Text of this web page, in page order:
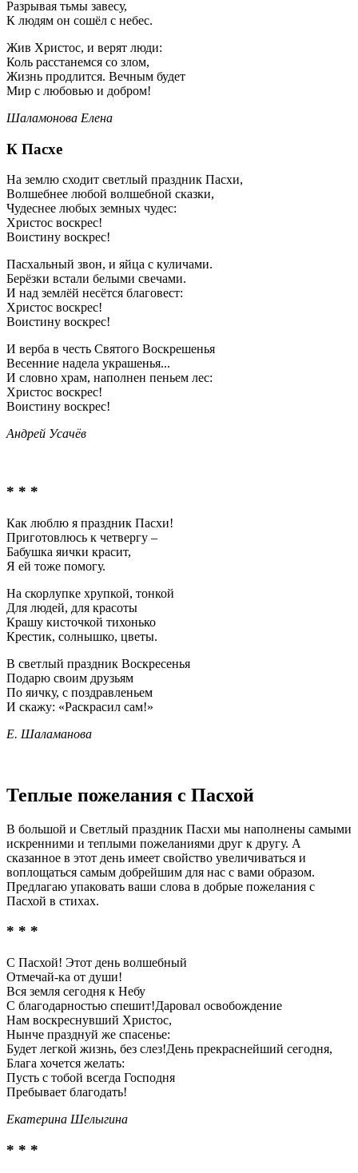
Разрывая тьмы завесу,
К людям он сошёл с небес.
Жив Христос, и верят люди:
Коль расстанемся со злом,
Жизнь продлится. Вечным будет
Мир с любовью и добром!
Шаламонова Елена
К Пасхе
На землю сходит светлый праздник Пасхи,
Волшебнее любой волшебной сказки,
Чудеснее любых земных чудес:
Христос воскрес!
Воистину воскрес!
Пасхальный звон, и яйца с куличами.
Берёзки встали белыми свечами.
И над землёй несётся благовест:
Христос воскрес!
Воистину воскрес!
И верба в честь Святого Воскрешенья
Весенние надела украшенья...
И словно храм, наполнен пеньем лес:
Христос воскрес!
Воистину воскрес!
Андрей Усачёв
* * *
Как люблю я праздник Пасхи!
Приготовлюсь к четвергу –
Бабушка яички красит,
Я ей тоже помогу.
На скорлупке хрупкой, тонкой
Для людей, для красоты
Крашу кисточкой тихонько
Крестик, солнышко, цветы.
В светлый праздник Воскресенья
Подарю своим друзьям
По яичку, с поздравленьем
И скажу: «Раскрасил сам!»
Е. Шаламанова
Теплые пожелания с Пасхой
В большой и Светлый праздник Пасхи мы наполнены самыми
искренними и теплыми пожеланиями друг к другу. А
сказанное в этот день имеет свойство увеличиваться и
воплощаться самым добрейшим для нас с вами образом.
Предлагаю упаковать ваши слова в добрые пожелания с
Пасхой в стихах.
* * *
С Пасхой! Этот день волшебный
Отмечай-ка от души!
Вся земля сегодня к Небу
С благодарностью спешит!Даровал освобождение
Нам воскреснувший Христос,
Нынче празднуй же спасенье:
Будет легкой жизнь, без слез!День прекраснейший сегодня,
Блага хочется желать:
Пусть с тобой всегда Господня
Пребывает благодать!
Екатерина Шелыгина
* * *